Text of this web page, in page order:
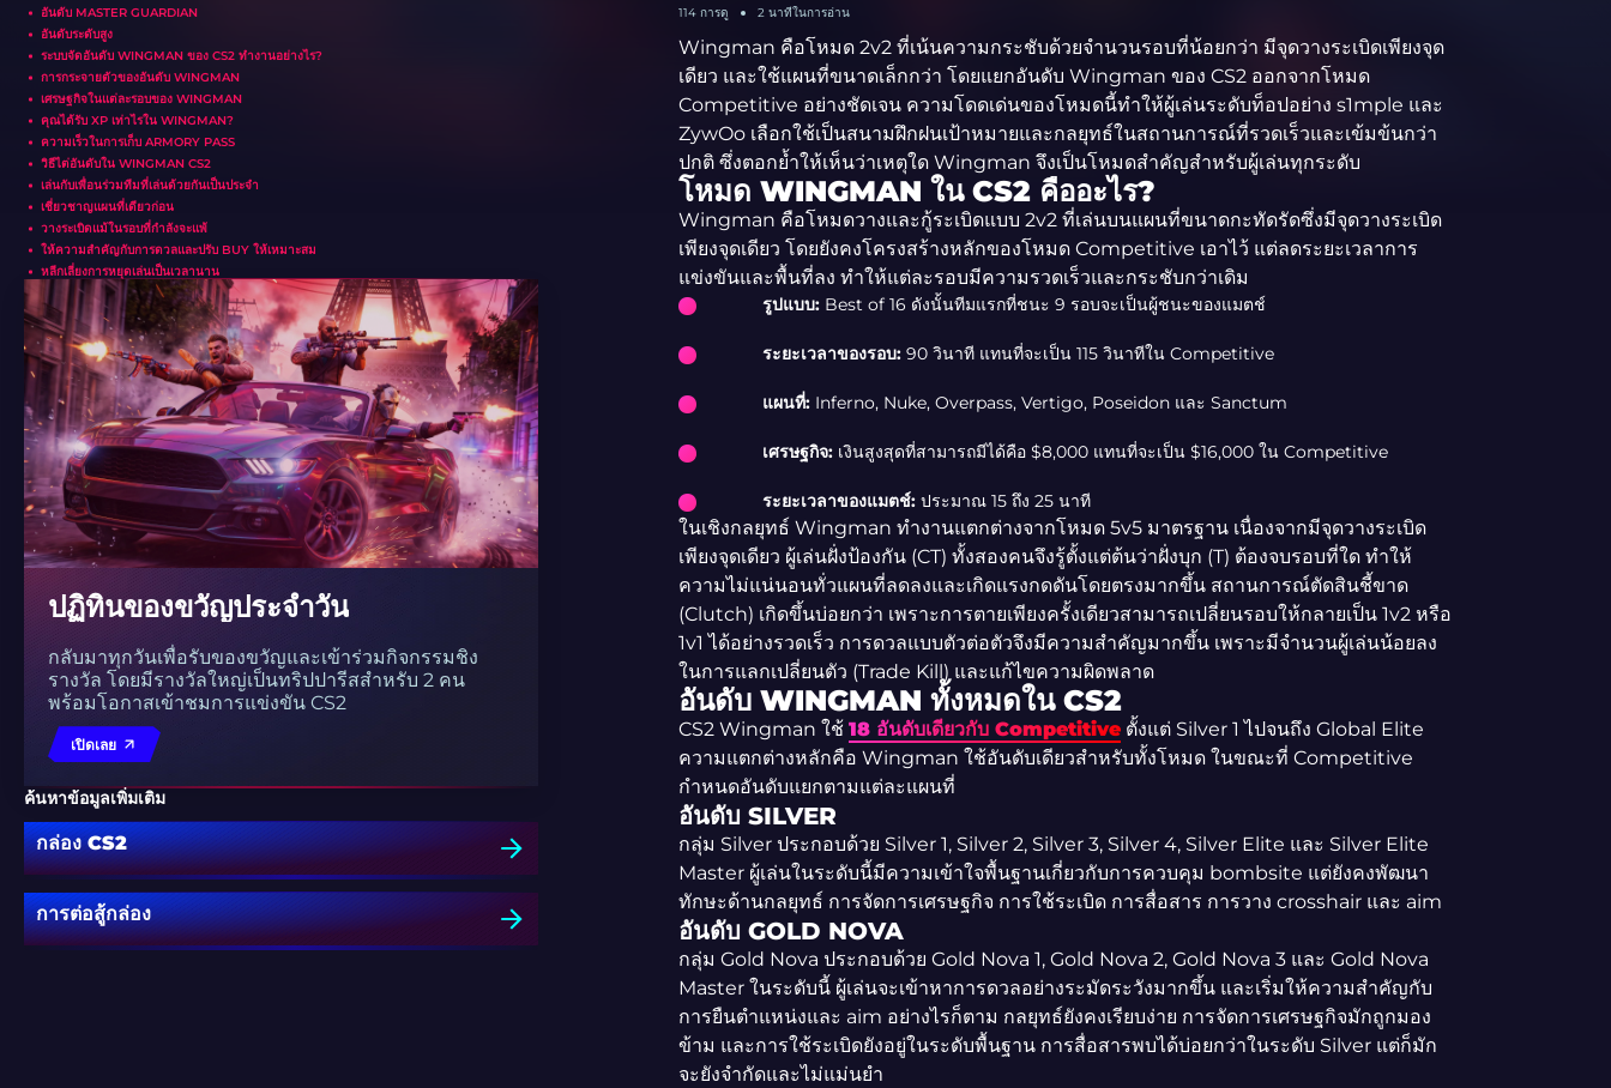
อันดับ MASTER GUARDIAN
อันดับระดับสูง
ระบบจัดอันดับ WINGMAN ของ CS2 ทำงานอย่างไร?
การกระจายตัวของอันดับ WINGMAN
เศรษฐกิจในแต่ละรอบของ WINGMAN
คุณได้รับ XP เท่าไรใน WINGMAN?
ความเร็วในการเก็บ ARMORY PASS
วิธีไต่อันดับใน WINGMAN CS2
เล่นกับเพื่อนร่วมทีมที่เล่นด้วยกันเป็นประจำ
เชี่ยวชาญแผนที่เดียวก่อน
วางระเบิดแม้ในรอบที่กำลังจะแพ้
ให้ความสำคัญกับการดวลและปรับ BUY ให้เหมาะสม
หลีกเลี่ยงการหยุดเล่นเป็นเวลานาน
ปฏิทินของขวัญประจำวัน
กลับมาทุกวันเพื่อรับของขวัญและเข้าร่วมกิจกรรมชิง
รางวัล โดยมีรางวัลใหญ่เป็นทริปปารีสสำหรับ 2 คน
พร้อมโอกาสเข้าชมการแข่งขัน CS2
เปิดเลย
ค้นหาข้อมูลเพิ่มเติม
กล่อง CS2
การต่อสู้กล่อง
114การดู 2 นาทีในการอ่าน
Wingman คือโหมด 2v2 ที่เน้นความกระชับด้วยจำนวนรอบที่น้อยกว่า มีจุดวางระเบิดเพียงจุด
เดียว และใช้แผนที่ขนาดเล็กกว่า โดยแยกอันดับ Wingman ของ CS2 ออกจากโหมด
Competitive อย่างชัดเจน ความโดดเด่นของโหมดนี้ทำให้ผู้เล่นระดับท็อปอย่าง s1mple และ
ZywOo เลือกใช้เป็นสนามฝึกฝนเป้าหมายและกลยุทธ์ในสถานการณ์ที่รวดเร็วและเข้มข้นกว่า
ปกติ ซึ่งตอกย้ำให้เห็นว่าเหตุใด Wingman จึงเป็นโหมดสำคัญสำหรับผู้เล่นทุกระดับ
โหมด WINGMAN ใน CS2 คืออะไร?
Wingman คือโหมดวางและกู้ระเบิดแบบ 2v2 ที่เล่นบนแผนที่ขนาดกะทัดรัดซึ่งมีจุดวางระเบิด
เพียงจุดเดียว โดยยังคงโครงสร้างหลักของโหมด Competitive เอาไว้ แต่ลดระยะเวลาการ
แข่งขันและพื้นที่ลง ทำให้แต่ละรอบมีความรวดเร็วและกระชับกว่าเดิม
รูปแบบ:Best of 16 ดังนั้นทีมแรกที่ชนะ 9 รอบจะเป็นผู้ชนะของแมตช์
ระยะเวลาของรอบ: 90 วินาที แทนที่จะเป็น 115 วินาทีใน Competitive
แผนที่:Inferno, Nuke, Overpass, Vertigo, Poseidon และ Sanctum
เศรษฐกิจ:เงินสูงสุดที่สามารถมีได้คือ $8,000 แทนที่จะเป็น $16,000 ใน Competitive
ระยะเวลาของแมตช์: ประมาณ 15 ถึง 25 นาที
ในเชิงกลยุทธ์ Wingman ทำงานแตกต่างจากโหมด 5v5 มาตรฐาน เนื่องจากมีจุดวางระเบิด
เพียงจุดเดียว ผู้เล่นฝั่งป้องกัน (CT) ทั้งสองคนจึงรู้ตั้งแต่ต้นว่าฝั่งบุก (T) ต้องจบรอบที่ใด ทำให้
ความไม่แน่นอนทั่วแผนที่ลดลงและเกิดแรงกดดันโดยตรงมากขึ้น สถานการณ์ตัดสินชี้ขาด
(Clutch) เกิดขึ้นบ่อยกว่า เพราะการตายเพียงครั้งเดียวสามารถเปลี่ยนรอบให้กลายเป็น 1v2 หรือ
1v1 ได้อย่างรวดเร็ว การดวลแบบตัวต่อตัวจึงมีความสำคัญมากขึ้น เพราะมีจำนวนผู้เล่นน้อยลง
ในการแลกเปลี่ยนตัว (Trade Kill) และแก้ไขความผิดพลาด
อันดับ WINGMAN ทั้งหมดใน CS2
CS2 Wingman ใช้ 18 อันดับเดียวกับ Competitiveตั้งแต่ Silver 1 ไปจนถึง Global Elite
ความแตกต่างหลักคือ Wingman ใช้อันดับเดียวสำหรับทั้งโหมด ในขณะที่ Competitive
กำหนดอันดับแยกตามแต่ละแผนที่
อันดับ SILVER
กลุ่ม Silver ประกอบด้วย Silver 1, Silver 2, Silver 3, Silver 4, Silver Elite และ Silver Elite
Master ผู้เล่นในระดับนี้มีความเข้าใจพื้นฐานเกี่ยวกับการควบคุม bombsite แต่ยังคงพัฒนา
ทักษะด้านกลยุทธ์ การจัดการเศรษฐกิจ การใช้ระเบิด การสื่อสาร การวาง crosshair และ aim
อันดับ GOLD NOVA
กลุ่ม Gold Nova ประกอบด้วย Gold Nova 1, Gold Nova 2, Gold Nova 3 และ Gold Nova
Master ในระดับนี้ ผู้เล่นจะเข้าหาการดวลอย่างระมัดระวังมากขึ้น และเริ่มให้ความสำคัญกับ
การยืนตำแหน่งและ aim อย่างไรก็ตาม กลยุทธ์ยังคงเรียบง่าย การจัดการเศรษฐกิจมักถูกมอง
ข้าม และการใช้ระเบิดยังอยู่ในระดับพื้นฐาน การสื่อสารพบได้บ่อยกว่าในระดับ Silver แต่ก็มัก
จะยังจำกัดและไม่แม่นยำ